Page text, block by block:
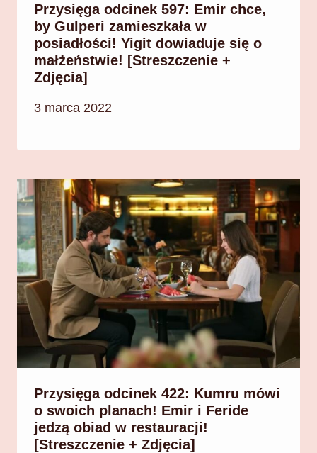
Przysięga odcinek 597: Emir chce,
by Gulperi zamieszkała w
posiadłości! Yigit dowiaduje się o
małżeństwie! [Streszczenie +
Zdjęcia]
3 marca 2022
Przysięga odcinek 422: Kumru mówi
o swoich planach! Emir i Feride
jedzą obiad w restauracji!
[Streszczenie + Zdjęcia]